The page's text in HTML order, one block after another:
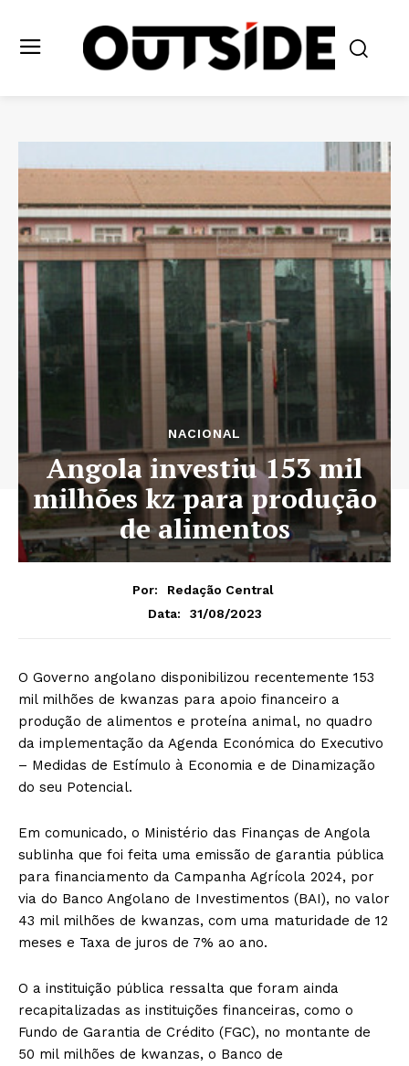
NACIONAL
Angola investiu 153 mil
milhões kz para produção
de alimentos
Por:
Redação Central
Data:
31/08/2023
O Governo angolano disponibilizou recentemente 153
mil milhões de kwanzas para apoio financeiro a
produção de alimentos e proteína animal, no quadro
da implementação da Agenda Económica do Executivo
– Medidas de Estímulo à Economia e de Dinamização
do seu Potencial.
Em comunicado, o Ministério das Finanças de Angola
sublinha que foi feita uma emissão de garantia pública
para financiamento da Campanha Agrícola 2024, por
via do Banco Angolano de Investimentos (BAI), no valor
43 mil milhões de kwanzas, com uma maturidade de 12
meses e Taxa de juros de 7% ao ano.
O a instituição pública ressalta que foram ainda
recapitalizadas as instituições financeiras, como o
Fundo de Garantia de Crédito (FGC), no montante de
50 mil milhões de kwanzas, o Banco de